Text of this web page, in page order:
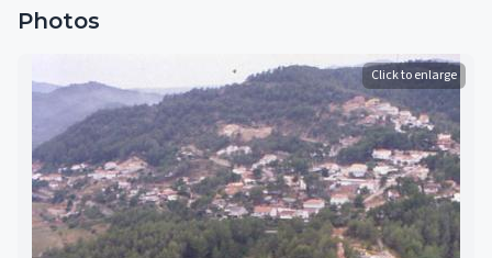
Photos
Click to enlarge